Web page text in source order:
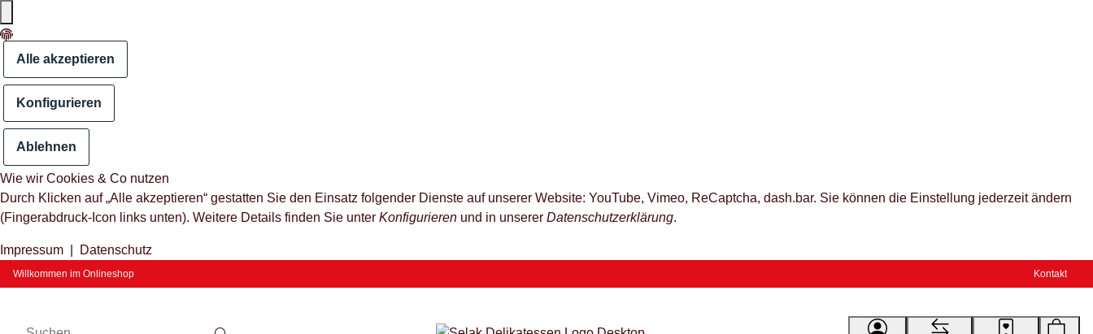
Alle akzeptieren
Konfigurieren
Ablehnen
Wie wir Cookies & Co nutzen
Durch Klicken auf „Alle akzeptieren“ gestatten Sie den Einsatz folgender Dienste auf unserer Website: YouTube, Vimeo, ReCaptcha, dash.bar. Sie können die Einstellung jederzeit ändern
(Fingerabdruck-Icon links unten). Weitere Details finden Sie unter Konfigurieren und in unserer Datenschutzerklärung.
Impressum Datenschutz
Willkommen im Onlineshop Kontakt